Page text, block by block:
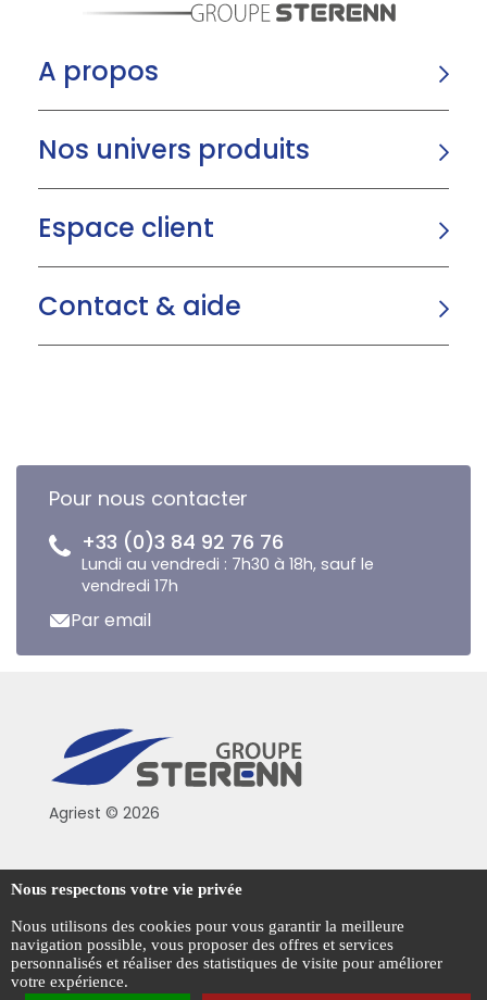
A propos
Nos univers produits
Espace client
Contact & aide
Pour nous contacter
+33 (0)3 84 92 76 76
Lundi au vendredi : 7h30 à 18h, sauf le
vendredi 17h
Par email
Agriest © 2026
Conditions générales de vente
Mentions légales
Politique de confidentialité
Gestion des cookies
Nous respectons votre vie privée
Nous utilisons des cookies pour vous garantir la meilleure
navigation possible, vous proposer des offres et services
personnalisés et réaliser des statistiques de visite pour améliorer
votre expérience.